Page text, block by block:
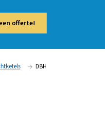
is een stabiele buffer
bar en 41 bar, met